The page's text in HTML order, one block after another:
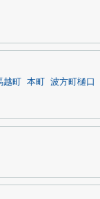
越町 本町 波方町樋口